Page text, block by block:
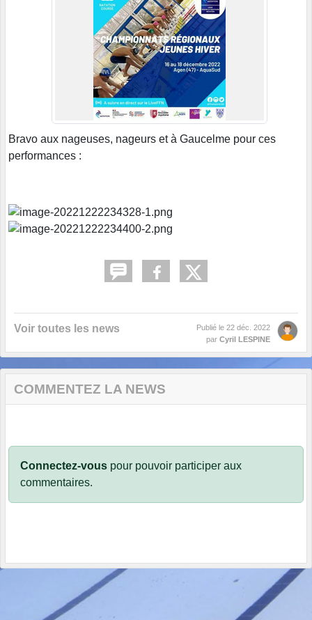
Bravo aux nageuses, nageurs et à Gaucelme pour ces
performances :
Voir toutes les news Publié le 22 déc. 2022
par Cyril LESPINE
COMMENTEZ LA NEWS
Connectez-vous pour pouvoir participer aux
commentaires.